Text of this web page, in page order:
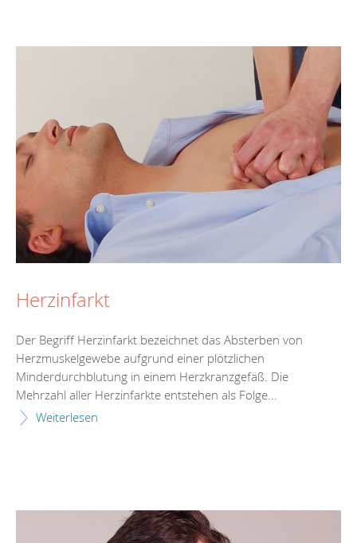
Herzinfarkt
Der Begriff Herzinfarkt bezeichnet das Absterben von
Herzmuskelgewebe aufgrund einer plötzlichen
Minderdurchblutung in einem Herzkranzgefäß. Die
Mehrzahl aller Herzinfarkte entstehen als Folge...
Weiterlesen